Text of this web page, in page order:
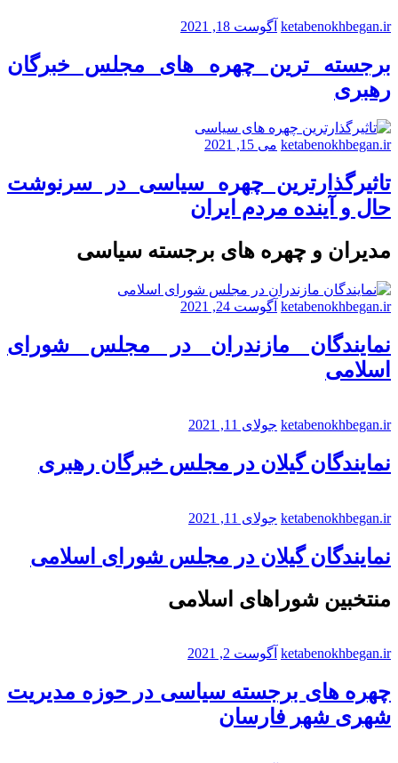
ketabenokhbegan.ir آگوست 18, 2021
برجسته ترین چهره های مجلس خبرگان
رهبری
ketabenokhbegan.ir می 15, 2021
تاثیرگذارترین چهره سیاسی در سرنوشت
حال و آینده مردم ایران
مدیران و چهره های برجسته سیاسی
ketabenokhbegan.ir آگوست 24, 2021
نمایندگان مازندران در مجلس شورای
اسلامی
ketabenokhbegan.ir جولای 11, 2021
نمایندگان گیلان در مجلس خبرگان رهبری
ketabenokhbegan.ir جولای 11, 2021
نمایندگان گیلان در مجلس شورای اسلامی
منتخبین شوراهای اسلامی
ketabenokhbegan.ir آگوست 2, 2021
چهره های برجسته سیاسی در حوزه مدیریت
شهری شهر فارسان